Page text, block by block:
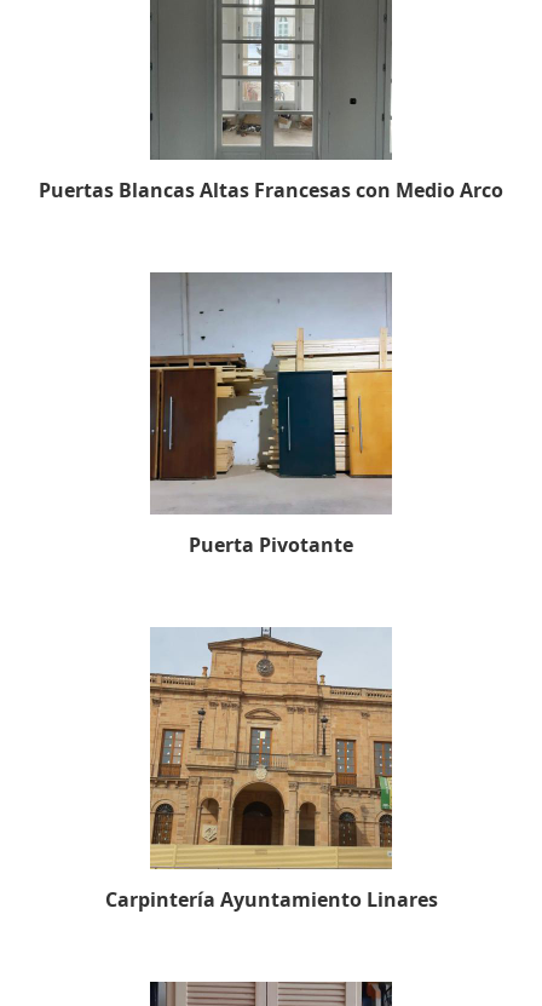
Puertas Blancas Altas Francesas con Medio Arco
Puerta Pivotante
Carpintería Ayuntamiento Linares